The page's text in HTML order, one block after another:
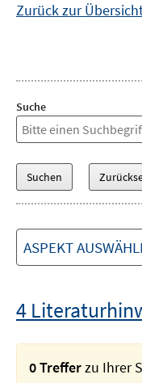
Zurück zur
Suche
ASPEKT
4
0 Trefferzu Ihrer